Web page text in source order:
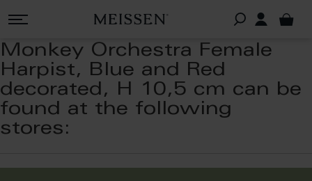
Monkey Orchestra Female
Harpist, Blue and Red
decorated, H 10,5 cm can be
found at the following
stores: